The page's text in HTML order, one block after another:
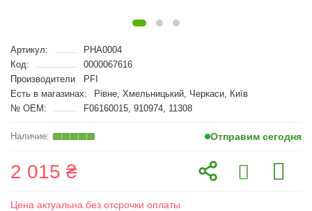
Артикул:
PHA0004
Код:
0000067616
Производители
PFI
Есть в магазинах:
Рівне, Хмельницький, Черкаси, Київ
№ OEM:
F06160015, 910974, 11308
Отправим сегодня
2 015 ₴
Цена актуальна без отсрочки оплаты